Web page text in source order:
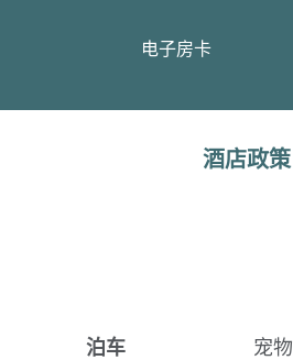
电子房卡
酒店政策
泊车 宠物